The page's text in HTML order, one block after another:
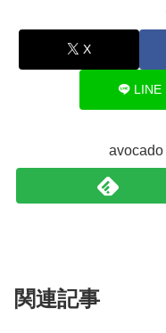
X
LINE
関連記事